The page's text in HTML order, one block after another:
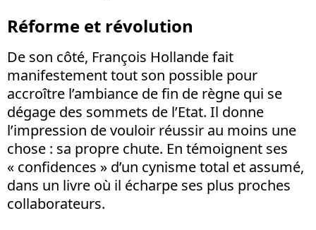
Réforme et révolution
De son côté, François Hollande fait
manifestement tout son possible pour
accroître l’ambiance de fin de règne qui se
dégage des sommets de l’Etat. Il donne
l’impression de vouloir réussir au moins une
chose : sa propre chute. En témoignent ses
« confidences » d’un cynisme total et assumé,
dans un livre où il écharpe ses plus proches
collaborateurs.